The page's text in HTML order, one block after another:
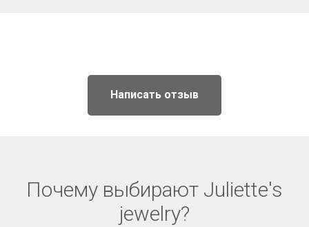
Написать отзыв
Почему выбирают Juliette's
jewelry?